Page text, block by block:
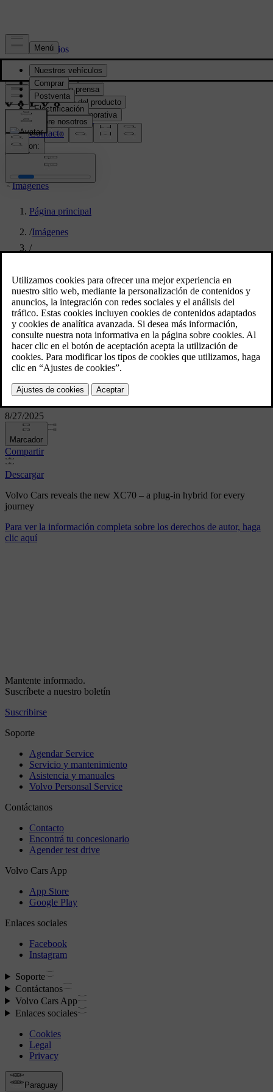
Prensa y Medios
Material de prensa
Información del producto
Información corporativa
Contacto de medios
location:
PY
Imágenes
Página principal
/Imágenes
/
every journey
Volvo Cars reveals the new
XC70 – a plug-in hybrid for
every journey
8/27/2025
Marcador
Compartir
Descargar
Volvo Cars reveals the new XC70 – a plug-in hybrid for every
journey
Para ver la información completa sobre los derechos de autor, haga
clic aquí